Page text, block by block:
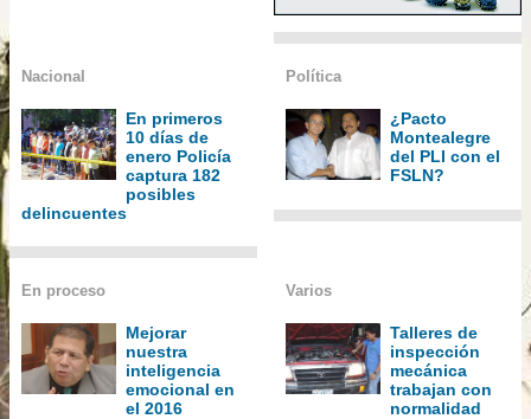
Nacional
En primeros
10 días de
enero Policía
captura 182
posibles
delincuentes
Política
¿Pacto
Montealegre
del PLI con el
FSLN?
En proceso
Mejorar
nuestra
inteligencia
emocional en
el 2016
Varios
Talleres de
inspección
mecánica
trabajan con
normalidad